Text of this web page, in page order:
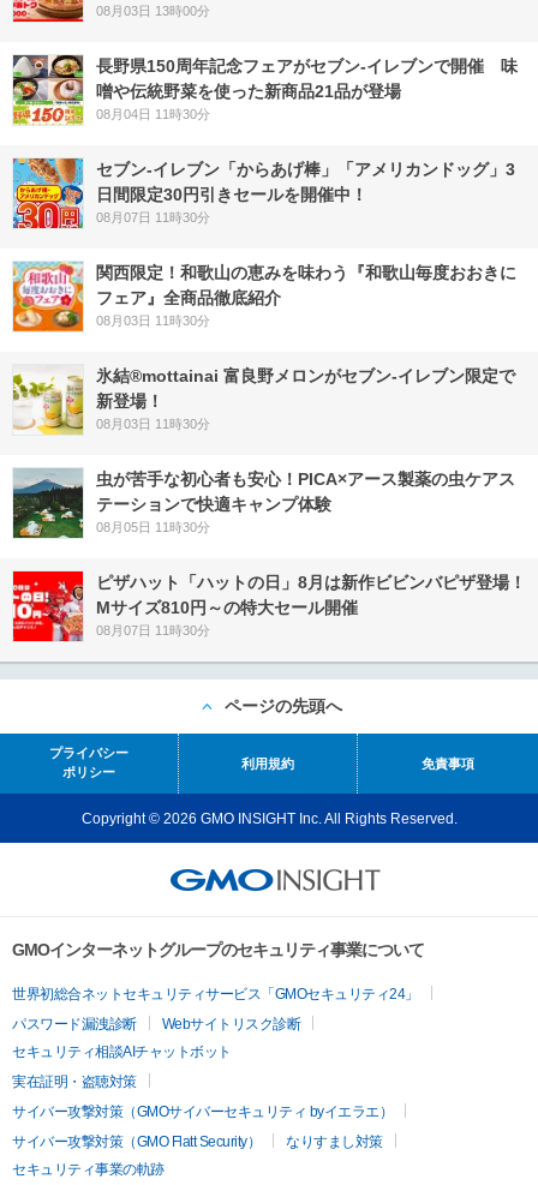
08月03日 13時00分
長野県150周年記念フェアがセブン-イレブンで開催 味
噌や伝統野菜を使った新商品21品が登場
08月04日 11時30分
セブン‐イレブン「からあげ棒」「アメリカンドッグ」3
日間限定30円引きセールを開催中！
08月07日 11時30分
関西限定！和歌山の恵みを味わう『和歌山毎度おおきに
フェア』全商品徹底紹介
08月03日 11時30分
氷結®mottainai 富良野メロンがセブン‐イレブン限定で
新登場！
08月03日 11時30分
虫が苦手な初心者も安心！PICA×アース製薬の虫ケアス
テーションで快適キャンプ体験
08月05日 11時30分
ピザハット「ハットの日」8月は新作ビビンバピザ登場！
Mサイズ810円～の特大セール開催
08月07日 11時30分
ページの先頭へ
プライバシー
ポリシー
利用規約 免責事項
Copyright © 2026 GMO INSIGHT Inc. All Rights Reserved.
GMOインターネットグループのセキュリティ事業について
世界初総合ネットセキュリティサービス「GMOセキュリティ24」
パスワード漏洩診断
Webサイトリスク診断
セキュリティ相談AIチャットボット
実在証明・盗聴対策
サイバー攻撃対策（GMOサイバーセキュリティ byイエラエ）
サイバー攻撃対策（GMO Flatt Security）
なりすまし対策
セキュリティ事業の軌跡